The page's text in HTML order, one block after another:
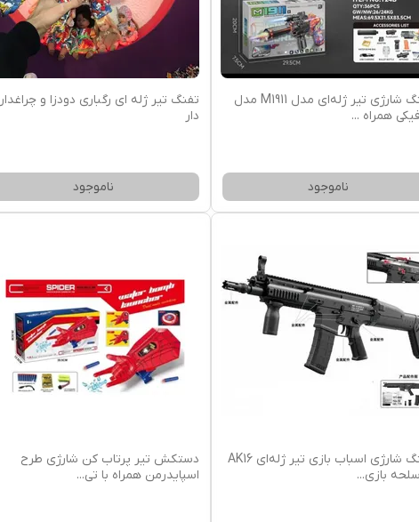
تفنگ شارژی تیر ژله‌ای مدل M1911 مدل
همراه ...
ناموجود
تفنگ تیر ژله ای رگباری دودزا و چراغدار
دار
ناموجود
تفنگ شارژی اسباب بازی تیر ژله‌ای AK16
بازی...
دستکش تیر پرتاب کن شارژی طرح
اسپایدرمن همراه با تی...